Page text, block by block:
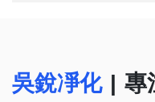
吳銳凈化 | 專